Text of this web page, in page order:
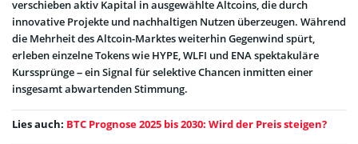
verschieben aktiv Kapital in ausgewählte Altcoins, die durch
innovative Projekte und nachhaltigen Nutzen überzeugen. Während
die Mehrheit des Altcoin-Marktes weiterhin Gegenwind spürt,
erleben einzelne Tokens wie HYPE, WLFI und ENA spektakuläre
Kurssprünge – ein Signal für selektive Chancen inmitten einer
insgesamt abwartenden Stimmung.
Lies auch: BTC Prognose 2025 bis 2030: Wird der Preis steigen?